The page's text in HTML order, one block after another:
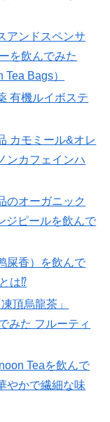
アンドスペンサ
を飲んでみた
Bags）
有機ルイボステ
カモミール&オレ
ンカフェインハ
のオーガニック
ジピールを飲んで
屎香）を飲んで
は⁉
頂烏龍茶」
みた フルーティ
Teaを飲んで
やかで繊細な味